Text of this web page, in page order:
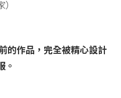
的作品，完全被精心設計
。